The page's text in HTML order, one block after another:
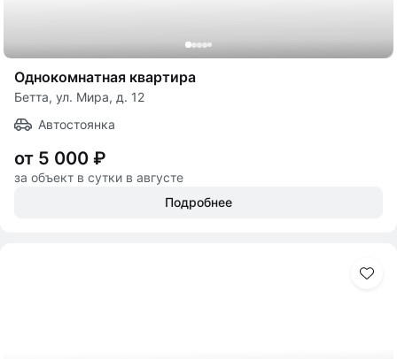
Однокомнатная квартира
Бетта, ул. Мира, д. 12
Автостоянка
от 5 000 ₽
за объект в сутки в августе
Подробнее